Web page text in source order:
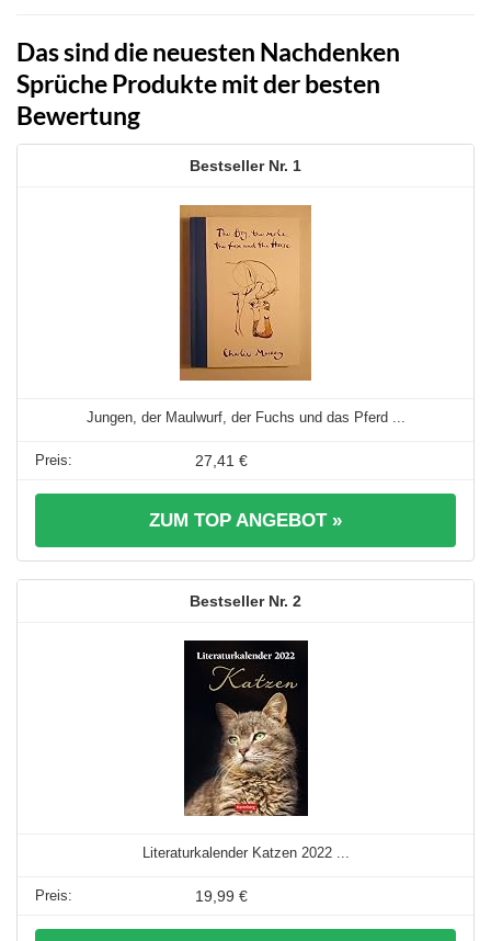
Das sind die neuesten Nachdenken
Sprüche Produkte mit der besten
Bewertung
1
Jungen, der Maulwurf, der Fuchs und das Pferd ...
27,41 €
ZUM TOP ANGEBOT »
2
Literaturkalender Katzen 2022 ...
19,99 €